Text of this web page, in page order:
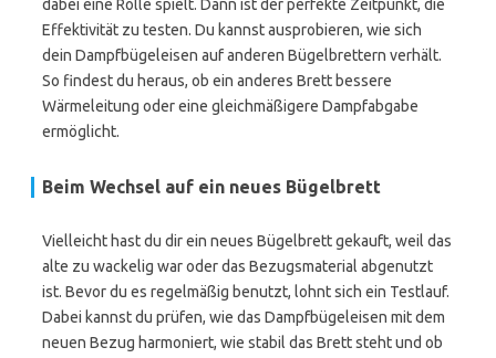
dabei eine Rolle spielt. Dann ist der perfekte Zeitpunkt, die
Effektivität zu testen. Du kannst ausprobieren, wie sich
dein Dampfbügeleisen auf anderen Bügelbrettern verhält.
So findest du heraus, ob ein anderes Brett bessere
Wärmeleitung oder eine gleichmäßigere Dampfabgabe
ermöglicht.
Beim Wechsel auf ein neues Bügelbrett
Vielleicht hast du dir ein neues Bügelbrett gekauft, weil das
alte zu wackelig war oder das Bezugsmaterial abgenutzt
ist. Bevor du es regelmäßig benutzt, lohnt sich ein Testlauf.
Dabei kannst du prüfen, wie das Dampfbügeleisen mit dem
neuen Bezug harmoniert, wie stabil das Brett steht und ob